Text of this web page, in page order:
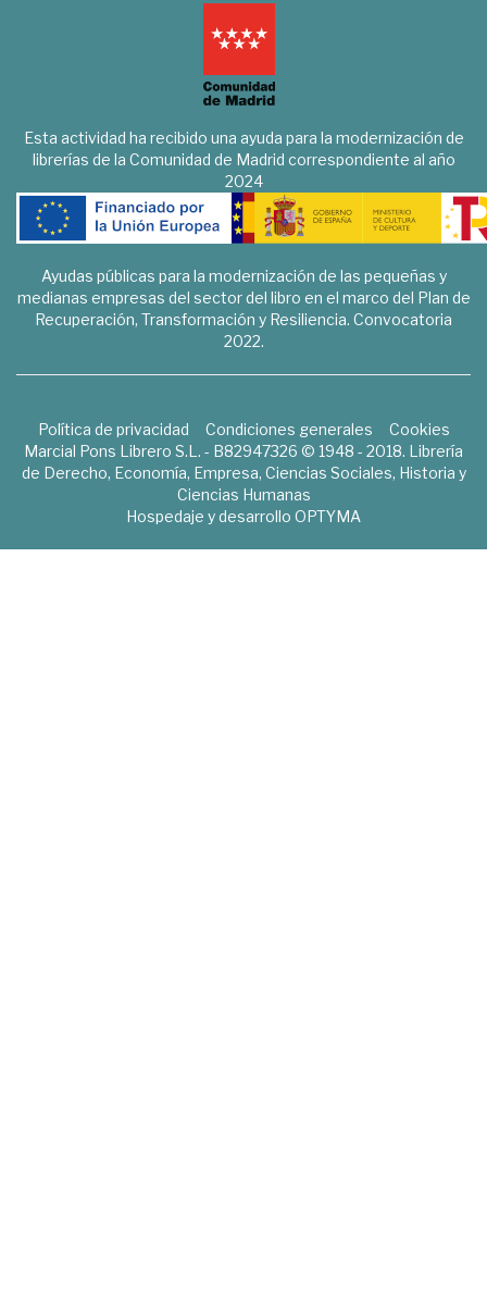
Esta actividad ha recibido una ayuda para la modernización de
librerías de la Comunidad de Madrid correspondiente al año
2024
Ayudas públicas para la modernización de las pequeñas y
medianas empresas del sector del libro en el marco del Plan de
Recuperación, Transformación y Resiliencia. Convocatoria
2022.
Política de privacidad Condiciones generales
Cookies
Marcial Pons Librero S.L. - B82947326 © 1948 - 2018. Librería
de Derecho, Economía, Empresa, Ciencias Sociales, Historia y
Ciencias Humanas
Hospedaje y desarrollo OPTYMA